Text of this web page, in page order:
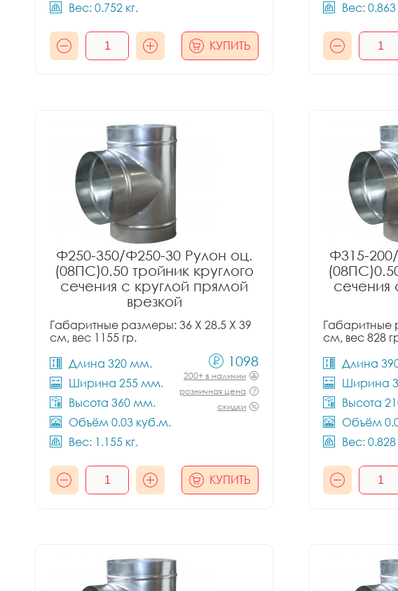
Вес: 0.752 кг.
КУПИТЬ
Вес: 0.863
Ф250-350/Ф250-30 Рулон оц.
(08ПС)0.50 тройник круглого
сечения с круглой прямой
врезкой
Габаритные размеры: 36 X 28.5 X 39
см, вес 1155 гр.
Длина 320 мм.
Ширина 255 мм.
Высота 360 мм.
Объём 0.03 куб.м.
Вес: 1.155 кг.
1098
200+ в наличии
розничная цена
скидки
КУПИТЬ
Ф315-
сечения
Габаритные
см, вес 828
Длина
Ширина
Высота
Объём
Вес: 0.828